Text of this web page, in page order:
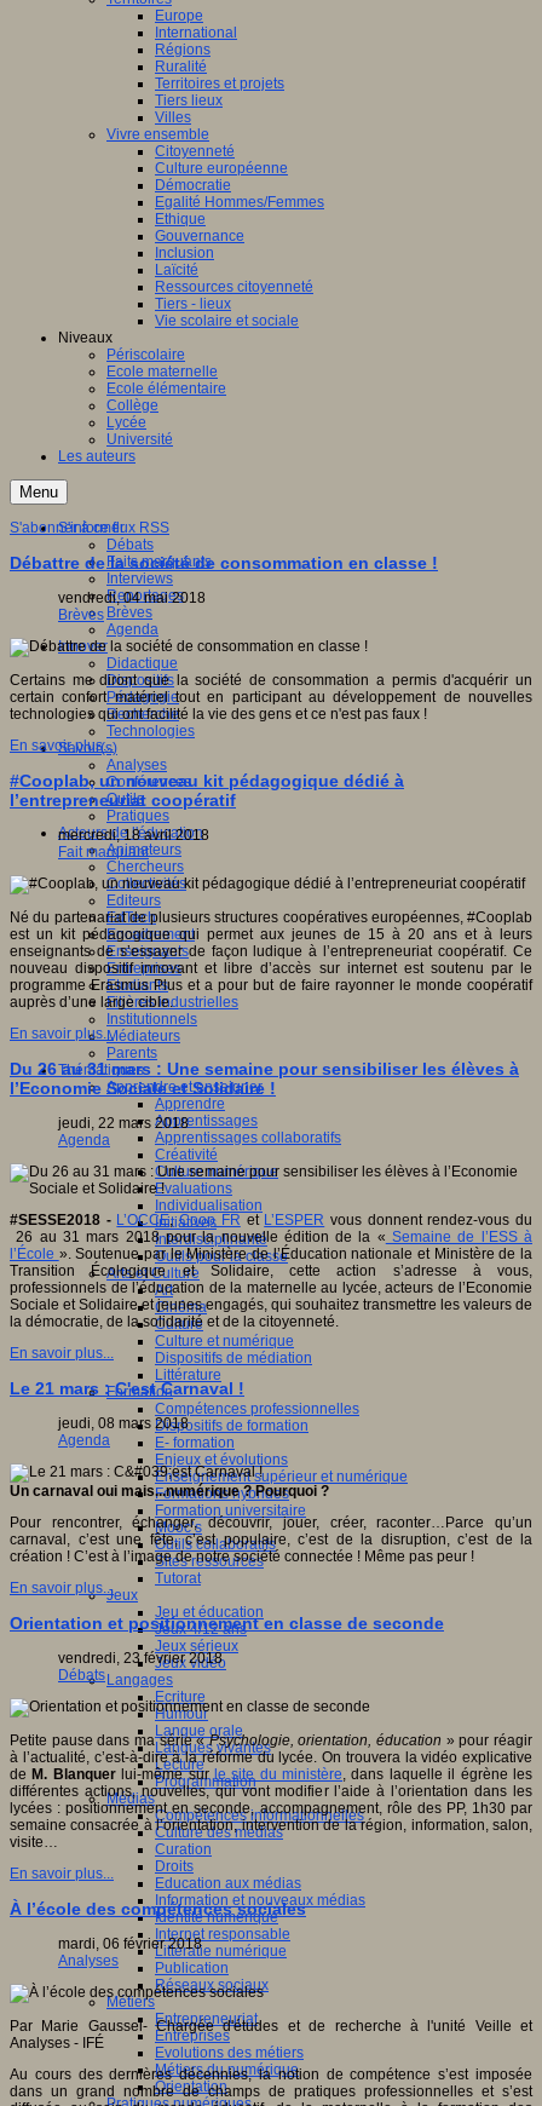
Europe
International
Régions
Ruralité
Territoires et projets
Tiers lieux
Villes
Vivre ensemble
Citoyenneté
Culture européenne
Démocratie
Egalité Hommes/Femmes
Ethique
Gouvernance
Inclusion
Laïcité
Ressources citoyenneté
Tiers - lieux
Vie scolaire et sociale
Niveaux
Périscolaire
Ecole maternelle
Ecole élémentaire
Collège
Lycée
Université
Les auteurs
Menu
S'informer
Débats
Faits marquants
Interviews
Reportages
Brèves
Agenda
Innover
Didactique
Dispositifs
Pédagogie
Recherche
Technologies
Savoir(s)
Analyses
Conférences
Outils
Pratiques
Acteurs de l'éducation
Animateurs
Chercheurs
Collectivités
Editeurs
EdTech
Encadrement
Enseignants
Entreprises
Etudiants
Filières industrielles
Institutionnels
Médiateurs
Parents
Thématiques
Apprendre et enseigner
Apprendre
Apprentissages
Apprentissages collaboratifs
Créativité
Culture numérique
Evaluations
Individualisation
Initiatives
Interdisciplinarité
Outils pour la classe
Arts et Culture
Art
Cinéma
Culture
Culture et numérique
Dispositifs de médiation
Littérature
Formation
Compétences professionnelles
Dispositifs de formation
E- formation
Enjeux et évolutions
Enseignement supérieur et numérique
Formations hybrides
Formation universitaire
Mooc’s
Outils collaboratifs
Sites ressources
Tutorat
Jeux
Jeu et éducation
Jeux 4/12 ans
Jeux sérieux
Jeux vidéo
Langages
Ecriture
Humour
Langue orale
Langues vivantes
Lecture
Programmation
Médias
Compétences informationnelles
Culture des médias
Curation
Droits
Education aux médias
Information et nouveaux médias
Identité numérique
Internet responsable
Littératie numérique
Publication
Réseaux sociaux
Métiers
Entrepreneuriat
Entreprises
Evolutions des métiers
Métiers du numérique
Orientation
S'abonner à ce flux RSS
Débattre de la société de consommation en classe !
vendredi, 04 mai 2018
Brèves
Certains me diront que la société de consommation a permis d'acquérir un
certain confort matériel tout en participant au développement de nouvelles
technologies qui ont facilité la vie des gens et ce n'est pas faux !
En savoir plus...
#Cooplab, un nouveau kit pédagogique dédié à
l’entrepreneuriat coopératif
mercredi, 18 avril 2018
Fait marquant
Né du partenariat de plusieurs structures coopératives européennes, #Cooplab
est un kit pédagogique qui permet aux jeunes de 15 à 20 ans et à leurs
enseignants de s’essayer de façon ludique à l’entrepreneuriat coopératif. Ce
nouveau dispositif innovant et libre d’accès sur internet est soutenu par le
programme Erasmus Plus et a pour but de faire rayonner le monde coopératif
auprès d’une large cible.
En savoir plus...
Du 26 au 31 mars : Une semaine pour sensibiliser les élèves à
l’Economie Sociale et Solidaire !
jeudi, 22 mars 2018
Agenda
#SESSE2018 - L’OCCE,Coop FR et L’ESPER vous donnent rendez-vous du
26 au 31 mars 2018 pour la nouvelle édition de la « Semaine de l’ESS à
l’École ». Soutenue par le Ministère de l’Éducation nationale et Ministère de la
Transition Écologique et Solidaire, cette action s’adresse à vous,
professionnels de l’éducation de la maternelle au lycée, acteurs de l’Economie
Sociale et Solidaire et jeunes engagés, qui souhaitez transmettre les valeurs de
la démocratie, de la solidarité et de la citoyenneté.
En savoir plus...
Le 21 mars : C'est Carnaval !
jeudi, 08 mars 2018
Agenda
Un carnaval oui mais...numérique ? Pourquoi ?
Pour rencontrer, échanger, découvrir, jouer, créer, raconter…Parce qu’un
carnaval, c’est une fête, c’est populaire, c’est de la disruption, c’est de la
création ! C’est à l’image de notre société connectée ! Même pas peur !
En savoir plus...
Orientation et positionnement en classe de seconde
vendredi, 23 février 2018
Débats
Petite pause dans ma série «Psychologie, orientation, éducation » pour réagir
à l’actualité, c’est-à-dire à la réforme du lycée. On trouvera la vidéo explicative
de M. Blanquerlui-même surle site du ministère, dans laquelle il égrène les
différentes actions, nouvelles, qui vont modifier l’aide à l’orientation dans les
lycées : positionnement en seconde, accompagnement, rôle des PP, 1h30 par
semaine consacrée à l’orientation, intervention de la région, information, salon,
visite…
En savoir plus...
À l’école des compétences sociales
mardi, 06 février 2018
Analyses
Par Marie Gaussel- Chargée d'études et de recherche à l'unité Veille et
Analyses - IFÉ
Au cours des dernières décennies, la notion de compétence s’est imposée
dans un grand nombre de champs de pratiques professionnelles et s’est